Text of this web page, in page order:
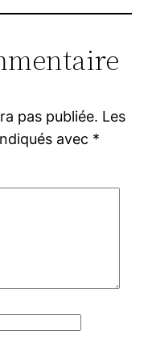
pas publiée. Les
avec *